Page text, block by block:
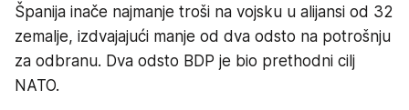
Španija inače najmanje troši na vojsku u alijansi od 32
zemalje, izdvajajući manje od dva odsto na potrošnju
za odbranu. Dva odsto BDP je bio prethodni cilj
NATO.